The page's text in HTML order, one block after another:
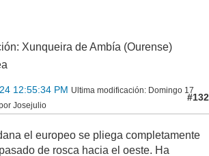
Xunqueira de Ambía (Ourense)
12:55:34 PM Ultima modificación: Domingo 17
Josejulio
#132
el europeo se pliega completamente
de rosca hacia el oeste. Ha